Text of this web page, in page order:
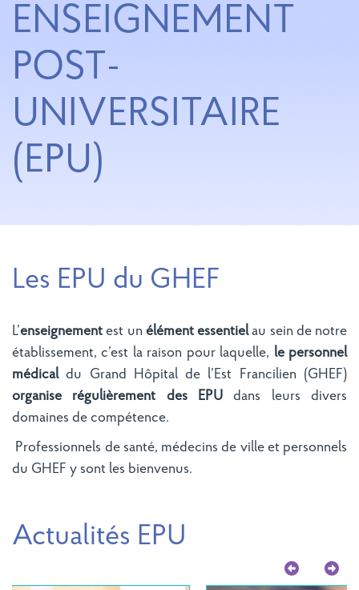
d'Ariane
ENSEIGNEMENT
POST-
UNIVERSITAIRE
(EPU)
Les EPU du GHEF
L’enseignement est un élément essentielau sein de notre
établissement, c’est la raison pour laquelle, le personnel
médicaldu Grand Hôpital de l’Est Francilien (GHEF)
organise régulièrement des EPU dans leurs divers
domaines de compétence.
Professionnels de santé, médecins de ville et personnels
du GHEF y sont les bienvenus.
Actualités EPU